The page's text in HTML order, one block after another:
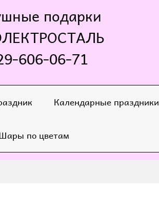
подарки
606-06-71
Календарные праздники
по цветам